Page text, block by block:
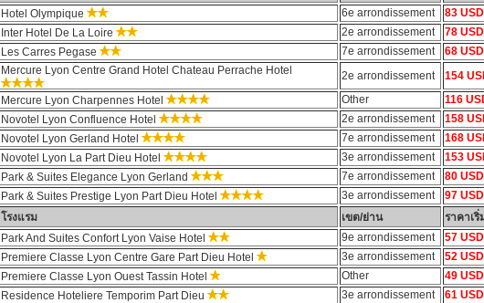
Hotel Olympique
6e arrondissement
83
Inter Hotel De La Loire
2e arrondissement
78
Les Carres Pegase
7e arrondissement
68
Mercure Lyon Centre Grand Hotel Chateau Perrache Hotel
2e arrondissement
154
Mercure Lyon Charpennes Hotel
Other
116
Novotel Lyon Confluence Hotel
2e arrondissement
158
Novotel Lyon Gerland Hotel
7e arrondissement
168
Novotel Lyon La Part Dieu Hotel
3e arrondissement
153
Park & Suites Elegance Lyon Gerland
7e arrondissement
80
Park & Suites Prestige Lyon Part Dieu Hotel
3e arrondissement
97
โรงแรม
เขต/ย่าน
ราคาเ
Park And Suites Confort Lyon Vaise Hotel
9e arrondissement
57
Premiere Classe Lyon Centre Gare Part Dieu Hotel
3e arrondissement
52
Premiere Classe Lyon Ouest Tassin Hotel
Other
49
Residence Hoteliere Temporim Part Dieu
3e arrondissement
61